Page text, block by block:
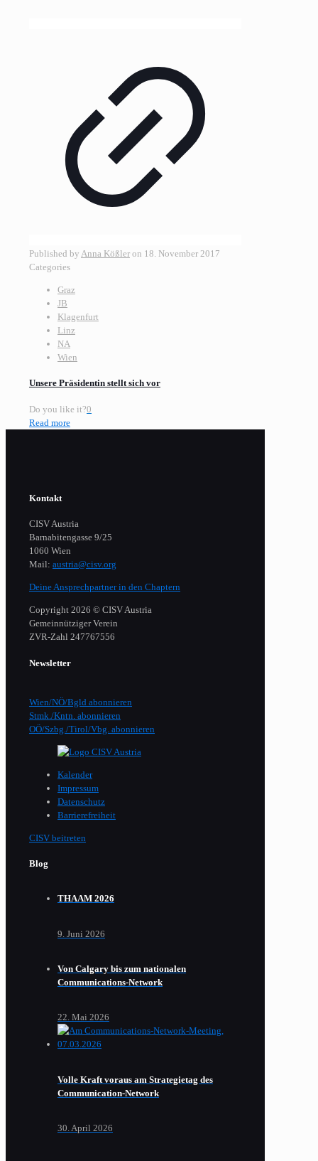
Published by Anna Kößler on 18. November 2017
Categories
Graz
JB
Klagenfurt
Linz
NA
Wien
Unsere Präsidentin stellt sich vor
Do you like it?0
Read more
Kontakt
CISV Austria
Barnabitengasse 9/25
1060 Wien
Mail: austria@cisv.org
Deine Ansprechpartner in den Chaptern
Copyright 2026 © CISV Austria
Gemeinnütziger Verein
​ZVR-Zahl 247767556
Newsletter
Wien/NÖ/Bgld abonnieren
Stmk./Kntn. abonnieren
OÖ/Szbg./Tirol/Vbg. abonnieren
Kalender
Impressum
Datenschutz
Barrierefreiheit
CISV beitreten
Blog
THAAM 2026
9. Juni 2026
Von Calgary bis zum nationalen
Communications-Network
22. Mai 2026
Volle Kraft voraus am Strategietag des
Communication-Network
30. April 2026